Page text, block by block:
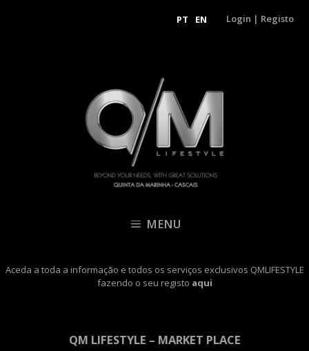
PT EN Login | Registo
MENU
Aceda a toda a informação e todos os serviços exclusivos QMLIFESTYLE
fazendo o seu registo aqui
QM LIFESTYLE – MARKET PLACE